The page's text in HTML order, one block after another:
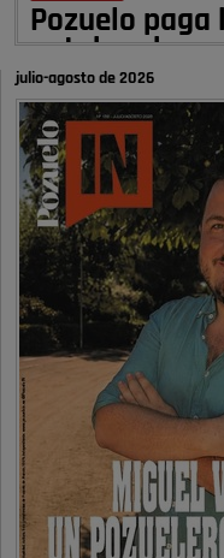
Pozuelo paga
autobombo:
Señora Alcaldesa Ud no ha
hace más de 60 años , …
Pozuelo de Alarcón
Quejas por el
limpieza …
A ver si es posible que
solamente jóvenes que no
Pozuelo de Alarcón
Pozuelo
obras …
Donde pueden inscribirse
la vivienda asequible .
Pozuelo de Alarcón
julio-agosto de 2026